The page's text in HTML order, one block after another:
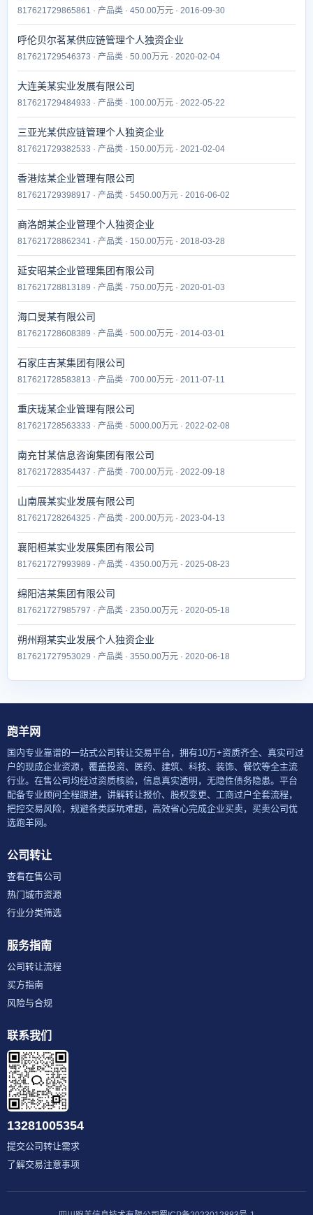
817621729865861 · 产品类 · 450.00万元 · 2016-09-30
呼伦贝尔茗某供应链管理个人独资企业
817621729546373 · 产品类 · 50.00万元 · 2020-02-04
大连美某实业发展有限公司
817621729484933 · 产品类 · 100.00万元 · 2022-05-22
三亚光某供应链管理个人独资企业
817621729382533 · 产品类 · 150.00万元 · 2021-02-04
香港炫某企业管理有限公司
817621729398917 · 产品类 · 5450.00万元 · 2016-06-02
商洛朗某企业管理个人独资企业
817621728862341 · 产品类 · 150.00万元 · 2018-03-28
延安昭某企业管理集团有限公司
817621728813189 · 产品类 · 750.00万元 · 2020-01-03
海口旻某有限公司
817621728608389 · 产品类 · 500.00万元 · 2014-03-01
石家庄吉某集团有限公司
817621728583813 · 产品类 · 700.00万元 · 2011-07-11
重庆珑某企业管理有限公司
817621728563333 · 产品类 · 5000.00万元 · 2022-02-08
南充甘某信息咨询集团有限公司
817621728354437 · 产品类 · 700.00万元 · 2022-09-18
山南展某实业发展有限公司
817621728264325 · 产品类 · 200.00万元 · 2023-04-13
襄阳桓某实业发展集团有限公司
817621727993989 · 产品类 · 4350.00万元 · 2025-08-23
绵阳洁某集团有限公司
817621727985797 · 产品类 · 2350.00万元 · 2020-05-18
朔州翔某实业发展个人独资企业
817621727953029 · 产品类 · 3550.00万元 · 2020-06-18
跑羊网
国内专业靠谱的一站式公司转让交易平台，拥有10万+资质齐全、真实可过
户的现成企业资源，覆盖投资、医药、建筑、科技、装饰、餐饮等全主流
行业。在售公司均经过资质核验，信息真实透明，无隐性债务隐患。平台
配备专业顾问全程跟进，讲解转让报价、股权变更、工商过户全套流程，
把控交易风险，规避各类踩坑难题，高效省心完成企业买卖，买卖公司优
选跑羊网。
公司转让
查看在售公司
热门城市资源
行业分类筛选
服务指南
公司转让流程
买方指南
风险与合规
联系我们
13281005354
提交公司转让需求
了解交易注意事项